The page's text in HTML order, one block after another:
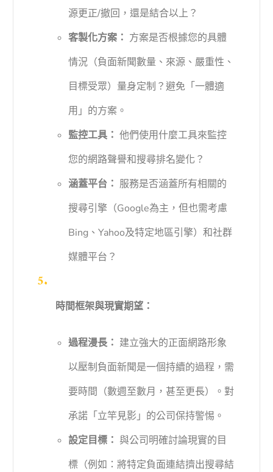
源更正/撤回，還是結合以上？
客製化方案： 方案是否根據您的具體
情況（負面新聞數量、來源、嚴重性、
目標受眾）量身定制？避免「一體適
用」的方案。
監控工具： 他們使用什麼工具來監控
您的網路聲譽和搜尋排名變化？
涵蓋平台： 服務是否涵蓋所有相關的
搜尋引擎（Google為主，但也需考慮
Bing、Yahoo及特定地區引擎）和社群
媒體平台？
時間框架與現實期望：
過程漫長： 建立強大的正面網路形象
以壓制負面新聞是一個持續的過程，需
要時間（數週至數月，甚至更長）。對
承諾「立竿見影」的公司保持警惕。
設定目標： 與公司明確討論現實的目
標（例如：將特定負面連結擠出搜尋結